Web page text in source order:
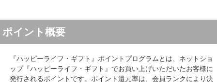
ポイント概要
『ハッピーライフ・ギフト』ポイントプログラムとは、ネットショ
ップ『ハッピーライフ・ギフト』でお買い上げいただいたお客様に
発行されるポイントです。ポイント還元率は、会員ランクにより決